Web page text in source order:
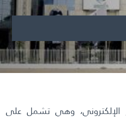
الإلكتروني، وهي تشمل على